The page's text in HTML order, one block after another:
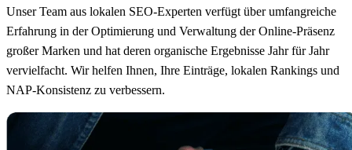
Unser Team aus lokalen SEO-Experten verfügt über umfangreiche
Erfahrung in der Optimierung und Verwaltung der Online-Präsenz
großer Marken und hat deren organische Ergebnisse Jahr für Jahr
vervielfacht. Wir helfen Ihnen, Ihre Einträge, lokalen Rankings und
NAP-Konsistenz zu verbessern.